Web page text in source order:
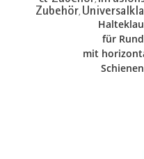
Zubehör,
für
mit